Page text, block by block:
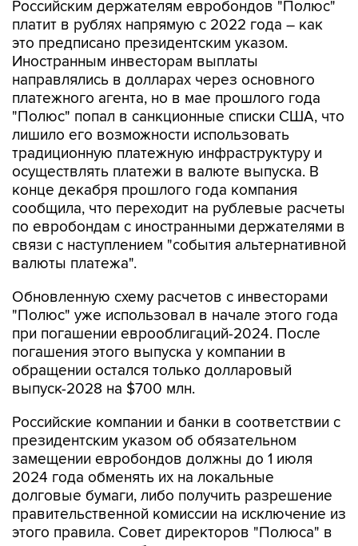
это предписано президентским указом.
Иностранным инвесторам выплаты
направлялись в долларах через основного
платежного агента, но в мае прошлого года
"Полюс" попал в санкционные списки США, что
лишило его возможности использовать
традиционную платежную инфраструктуру и
осуществлять платежи в валюте выпуска. В
конце декабря прошлого года компания
сообщила, что переходит на рублевые расчеты
по евробондам с иностранными держателями в
связи с наступлением "события альтернативной
валюты платежа".
Обновленную схему расчетов с инвесторами
при погашении еврооблигаций-2024. После
погашения этого выпуска у компании в
обращении остался только долларовый
выпуск-2028 на $700 млн.
Российские компании и банки в соответствии с
замещении евробондов должны до 1 июля
2024 года обменять их на локальные
долговые бумаги, либо получить разрешение
правительственной комиссии на исключение из
этого правила. Совет директоров "Полюса" в
конце апреля одобрил замещение
выпуска-2028 локальными облигациями.